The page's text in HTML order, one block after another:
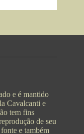
e é mantido
Cavalcanti e
tem fins
de seu
e também